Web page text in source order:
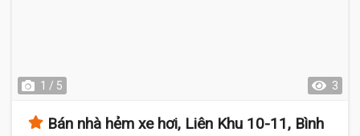
1 / 5 3
Bán nhà hẻm xe hơi, Liên Khu 10-11, Bình